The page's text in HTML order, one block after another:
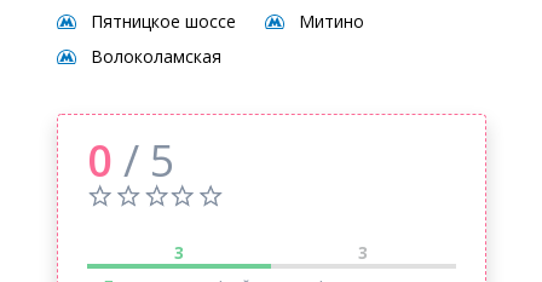
Пятницкое шоссе
Митино
Волоколамская
0 / 5
3 3